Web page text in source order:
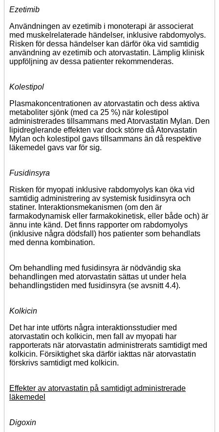
Ezetimib
Användningen av ezetimib i monoterapi är associerat
med muskelrelaterade händelser, inklusive rabdomyolys.
Risken för dessa händelser kan därför öka vid samtidig
användning av ezetimib och atorvastatin. Lämplig klinisk
uppföljning av dessa patienter rekommenderas.
Kolestipol
Plasmakoncentrationen av atorvastatin och dess aktiva
metaboliter sjönk (med ca 25 %) när kolestipol
administrerades tillsammans med Atorvastatin Mylan. Den
lipidreglerande effekten var dock större då Atorvastatin
Mylan och kolestipol gavs tillsammans än då respektive
läkemedel gavs var för sig.
Fusidinsyra
Risken för myopati inklusive rabdomyolys kan öka vid
samtidig administrering av systemisk fusidinsyra och
statiner. Interaktionsmekanismen (om den är
farmakodynamisk eller farmakokinetisk, eller både och) är
ännu inte känd. Det finns rapporter om rabdomyolys
(inklusive några dödsfall) hos patienter som behandlats
med denna kombination.
Om behandling med fusidinsyra är nödvändig ska
behandlingen med atorvastatin sättas ut under hela
behandlingstiden med fusidinsyra (se avsnitt 4.4).
Kolkicin
Det har inte utförts några interaktionsstudier med
atorvastatin och kolkicin, men fall av myopati har
rapporterats när atorvastatin administrerats samtidigt med
kolkicin. Försiktighet ska därför iakttas när atorvastatin
förskrivs samtidigt med kolkicin.
Effekter av atorvastatin på samtidigt administrerade
läkemedel
Digoxin